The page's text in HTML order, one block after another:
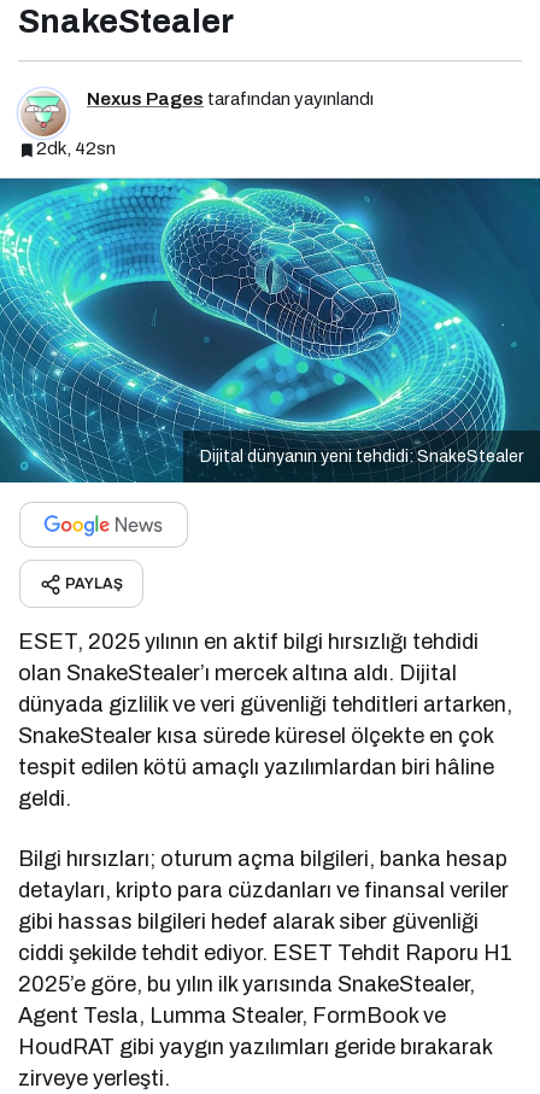
SnakeStealer
Nexus Pages tarafından yayınlandı
2dk, 42sn
Dijital dünyanın yeni tehdidi: SnakeStealer
PAYLAŞ
ESET, 2025 yılının en aktif bilgi hırsızlığı tehdidi
olan SnakeStealer’ı mercek altına aldı. Dijital
dünyada gizlilik ve veri güvenliği tehditleri artarken,
SnakeStealer kısa sürede küresel ölçekte en çok
tespit edilen kötü amaçlı yazılımlardan biri hâline
geldi.
Bilgi hırsızları; oturum açma bilgileri, banka hesap
detayları, kripto para cüzdanları ve finansal veriler
gibi hassas bilgileri hedef alarak siber güvenliği
ciddi şekilde tehdit ediyor. ESET Tehdit Raporu H1
2025’e göre, bu yılın ilk yarısında SnakeStealer,
Agent Tesla, Lumma Stealer, FormBook ve
HoudRAT gibi yaygın yazılımları geride bırakarak
zirveye yerleşti.